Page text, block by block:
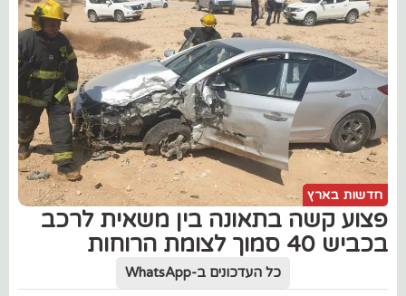
חדשות בארץ
פצוע קשה בתאונה בין משאית לרכב
בכביש 40 סמוך לצומת הרוחות
כל העדכונים ב-WhatsApp